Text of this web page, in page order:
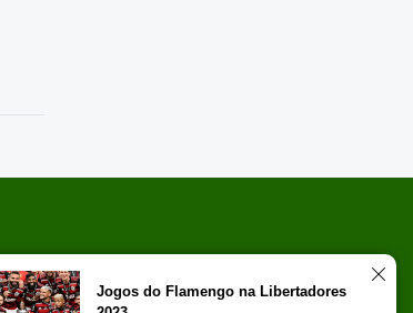
Jogos do Flamengo na Libertadores